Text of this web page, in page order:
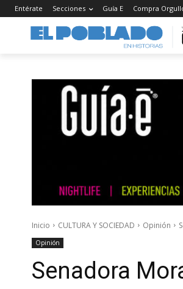
Entérate Secciones Guía E Compra
Inicio CULTURA Y SOCIEDAD Opinión
Opinión
Senadora